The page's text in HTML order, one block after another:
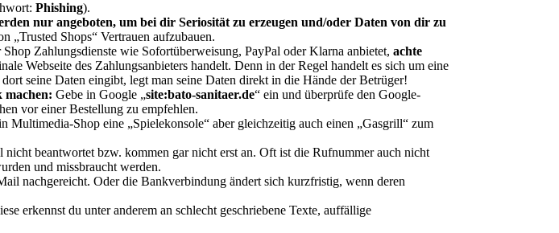
Phishing).
nur angeboten, um bei dir Seriosität zu erzeugen und/oder Daten von dir zu
„Trusted Shops“ Vertrauen aufzubauen.
Shop Zahlungsdienste wie Sofortüberweisung, PayPal oder Klarna anbietet, achte
Webseite des Zahlungsanbieters handelt. Denn in der Regel handelt es sich um eine
seine Daten eingibt, legt man seine Daten direkt in die Hände der Betrüger!
machen: Gebe in Google „site:bato-sanitaer.de“ ein und überprüfe den Google-
vor einer Bestellung zu empfehlen.
Shop eine „Spielekonsole“ aber gleichzeitig auch einen „Gasgrill“ zum
beantwortet bzw. kommen gar nicht erst an. Oft ist die Rufnummer auch nicht
und missbraucht werden.
nachgereicht. Oder die Bankverbindung ändert sich kurzfristig, wenn deren
erkennst du unter anderem an schlecht geschriebene Texte, auffällige